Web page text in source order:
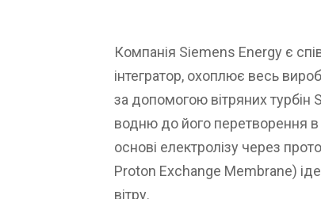
Компанія Siemens Energy є
інтегратор, охоплює весь
за допомогою вітряних турбін
водню до його перетворення в
основі електролізу через
Proton Exchange Membrane)
вітру.